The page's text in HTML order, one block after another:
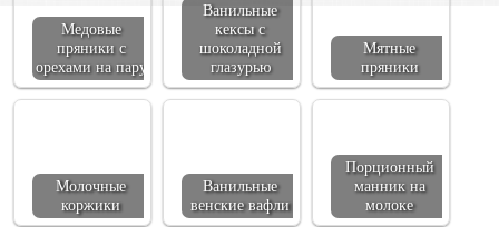
Медовые
пряники с
орехами на пару
Ванильные
кексы с
шоколадной
глазурью
Мятные
пряники
Молочные
коржики
Ванильные
венские вафли
Порционный
манник на
молоке